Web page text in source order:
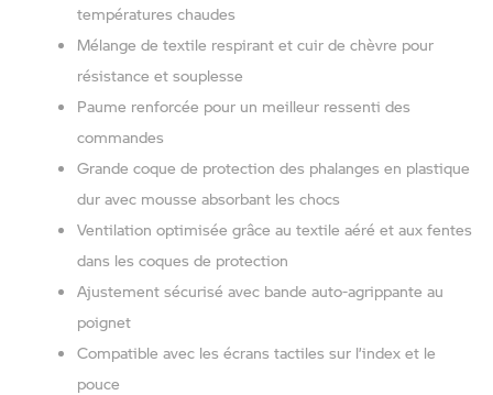
températures chaudes
Mélange de textile respirant et cuir de chèvre pour
résistance et souplesse
Paume renforcée pour un meilleur ressenti des
commandes
Grande coque de protection des phalanges en plastique
dur avec mousse absorbant les chocs
Ventilation optimisée grâce au textile aéré et aux fentes
dans les coques de protection
Ajustement sécurisé avec bande auto-agrippante au
poignet
Compatible avec les écrans tactiles sur l’index et le
pouce